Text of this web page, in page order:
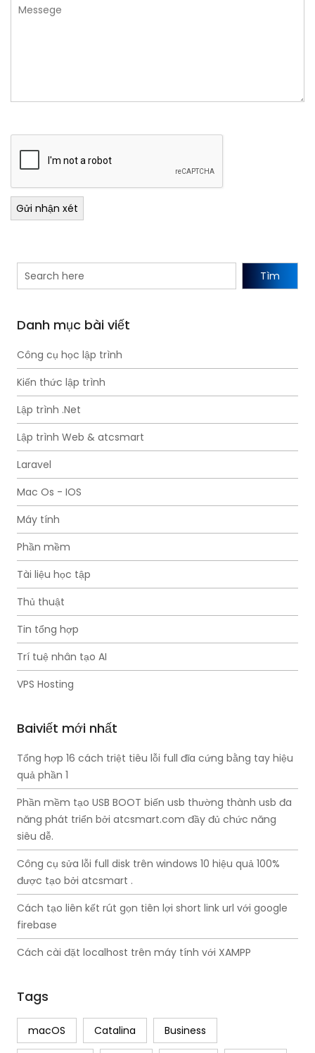
Gửi nhận xét
Tìm
Danh mục bài viết
Công cụ học lập trình
Kiến thức lập trình
Lập trình .Net
Lập trình Web & atcsmart
Laravel
Mac Os - IOS
Máy tính
Phần mềm
Tài liệu học tập
Thủ thuật
Tin tổng hợp
Trí tuệ nhân tạo AI
VPS Hosting
Baiviết mới nhất
Tổng hợp 16 cách triệt tiêu lỗi full đĩa cứng bằng tay hiệu
quả phần 1
Phần mềm tạo USB BOOT biến usb thường thành usb đa
năng phát triển bởi atcsmart.com đầy đủ chức năng
siêu dễ.
Công cụ sửa lỗi full disk trên windows 10 hiệu quả 100%
được tạo bởi atcsmart .
Cách tạo liên kết rút gọn tiên lợi short link url với google
firebase
Cách cài đặt localhost trên máy tính với XAMPP
Tags
macOS Catalina Business